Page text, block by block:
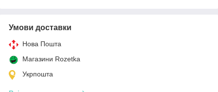
Умови доставки
Нова Пошта
Магазини Rozetka
Укрпошта